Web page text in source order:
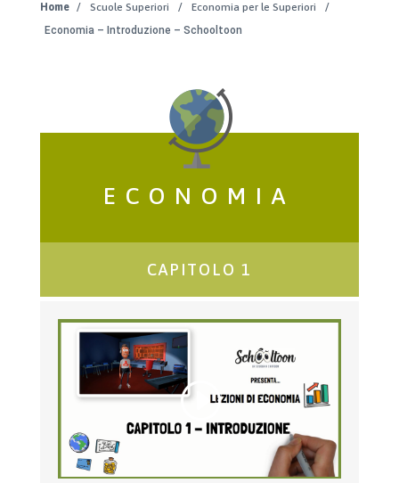
Home / Scuole Superiori / Economia per le Superiori
/
Economia – Introduzione – Schooltoon
ECONOMIA
CAPITOLO 1